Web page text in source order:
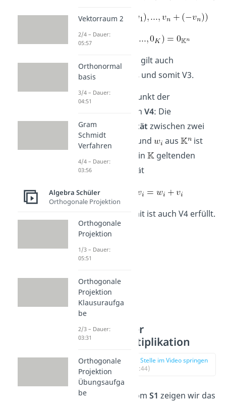
erfüllt. Analog gilt auch
und somit V3.
Zum letzten Punkt der
Vektoraddition V4: Die
Kommutativität zwischen zwei
Elementen
und aus
ist
aufgrund der in
geltenden
Kommutativität
gegeben. Somit ist auch V4 erfüllt.
Axiome der
Skalarmultiplikation
zur Stelle im Video springen
(03:44)
Im ersten Axiom S1 zeigen wir das
Vektorraum 2
2/4 – Dauer:
05:57
Orthonormal
basis
3/4 – Dauer:
04:51
Gram
Schmidt
Verfahren
4/4 – Dauer:
03:56
Algebra Schüler
Orthogonale Projektion
Orthogonale
Projektion
1/3 – Dauer:
05:51
Orthogonale
Projektion
Klausuraufga
be
2/3 – Dauer:
03:31
Orthogonale
Projektion
Übungsaufga
be